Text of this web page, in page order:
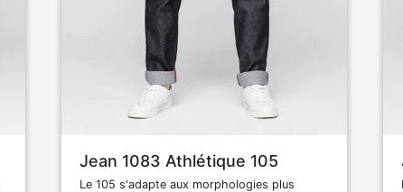
Jean 1083 Athlétique 105
Le 105 s'adapte aux morphologies plus